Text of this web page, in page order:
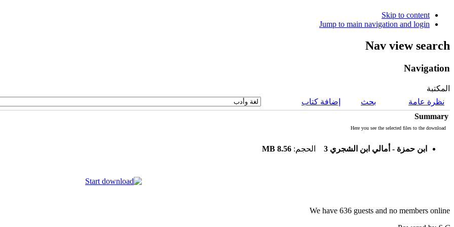
Skip to content
Jump to main navigation and login
Nav view search
Navigation
المكتبة
نظرة عامة
بحث
إضافة كتاب
Summary
ابن حمزة - أمالي ابن الشجري 3 الحجم: 8.56 MB
We have 636 guests and no members online